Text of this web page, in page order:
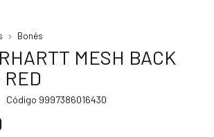
Bonés
MESH BACK
RED
Código 9997386016430